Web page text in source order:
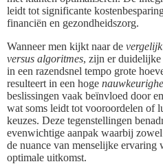
leidt tot significante
financiën en gezondheidszorg.
Wanneer men kijkt naar de
versus algoritmes, zijn er
in een razendsnel tempo grote
resulteert in een hoge
beslissingen vaak beïnvloed door
wat soms leidt tot vooroordelen of
keuzes. Deze tegenstellingen
evenwichtige aanpak waarbij
de nuance van menselijke ervaring
optimale uitkomst.